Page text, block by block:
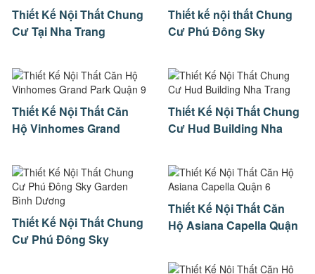
Thiết Kế Nội Thất Chung
Cư Tại Nha Trang
Thiết kế nội thất Chung
Cư Phú Đông Sky
Thiết Kế Nội Thất Căn
Hộ Vinhomes Grand
Thiết Kế Nội Thất Chung
Cư Hud Building Nha
Thiết Kế Nội Thất Chung
Cư Phú Đông Sky
Thiết Kế Nội Thất Căn
Hộ Asiana Capella Quận